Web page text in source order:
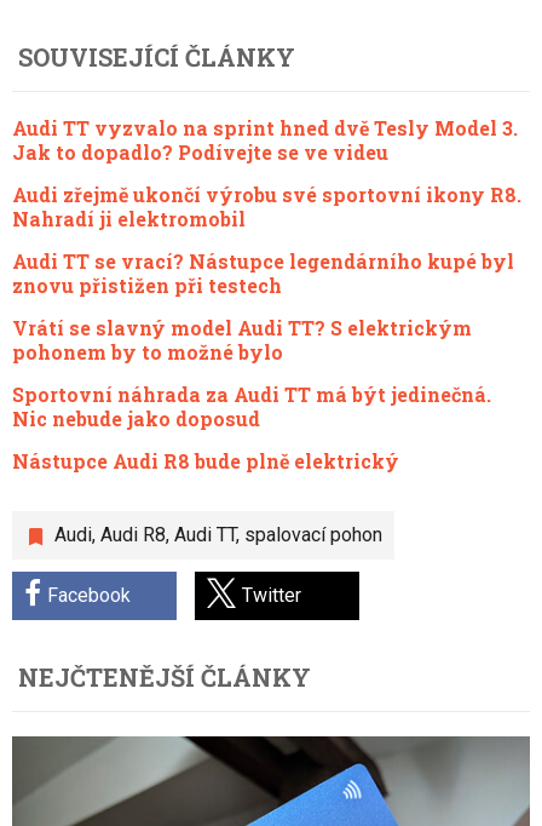
Audi, Audi R8, Audi TT, spalovací pohon
Facebook Twitter
SOUVISEJÍCÍ ČLÁNKY
Audi TT vyzvalo na sprint hned dvě Tesly Model 3.
Jak to dopadlo? Podívejte se ve videu
Audi zřejmě ukončí výrobu své sportovní ikony R8.
Nahradí ji elektromobil
Audi TT se vrací? Nástupce legendárního kupé byl
znovu přistižen při testech
Vrátí se slavný model Audi TT? S elektrickým
pohonem by to možné bylo
Sportovní náhrada za Audi TT má být jedinečná.
Nic nebude jako doposud
Nástupce Audi R8 bude plně elektrický
NEJČTENĚJŠÍ ČLÁNKY